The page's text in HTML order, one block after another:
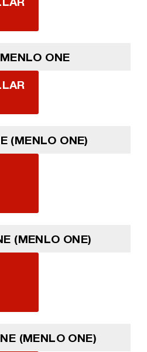
ONE
(MENLO ONE)
(MENLO ONE)
(MENLO ONE)